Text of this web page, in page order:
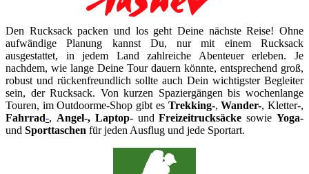
Den Rucksack packen und los geht Deine nächste Reise! Ohne
aufwändige Planung kannst Du, nur mit einem Rucksack
ausgestattet, in jedem Land zahlreiche Abenteuer erleben. Je
nachdem, wie lange Deine Tour dauern könnte, entsprechend groß,
robust und rückenfreundlich sollte auch Dein wichtigster Begleiter
sein, der Rucksack. Von kurzen Spaziergängen bis wochenlange
Touren, im Outdoorme-Shop gibt es Trekking-,Wander-, Kletter-,
Fahrrad-, Angel-, Laptop-undFreizeitrucksäcke sowieYoga-
und Sporttaschen für jeden Ausflug und jede Sportart.